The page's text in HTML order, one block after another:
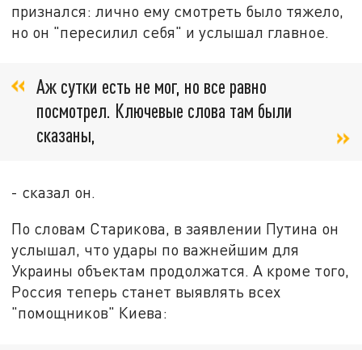
признался: лично ему смотреть было тяжело,
но он "пересилил себя" и услышал главное.
Аж сутки есть не мог, но все равно
посмотрел. Ключевые слова там были
сказаны,
- сказал он.
По словам Старикова, в заявлении Путина он
услышал, что удары по важнейшим для
Украины объектам продолжатся. А кроме того,
Россия теперь станет выявлять всех
"помощников" Киева: